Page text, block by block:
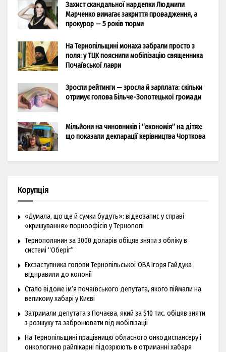
Захист скандальної нардепки Людмили
Марченко вимагає закриття провадження, а
прокурор — 5 років тюрми
На Тернопільщині монаха забрали просто з
поля: у ТЦК пояснили мобілізацію священника
Почаївської лаври
Зросли рейтинги — зросла й зарплата: скільки
отримує голова Більче-Золотецької громади
Мільйони на чиновників і “економія” на дітях:
що показали декларації керівництва Чорткова
Корупція
«Думала, що ще й сумки будуть»: відеозапис у справі
«кришування» порноофісів у Тернополі
Тернополянин за 3000 доларів обіцяв зняти з обліку в
системі “Оберіг”
Ексзаступника голови Тернопільської ОВА Ігоря Гайдука
відправили до колонії
Стало відоме ім’я почаївського депутата, якого піймали на
великому хабарі у Києві
Затримали депутата з Почаєва, який за $10 тис. обіцяв зняти
з розшуку та забронювати від мобілізації
На Тернопільщині працівницю обласного онкодиспансеру і
онкологиню райлікарні підозрюють в отриманні хабаря